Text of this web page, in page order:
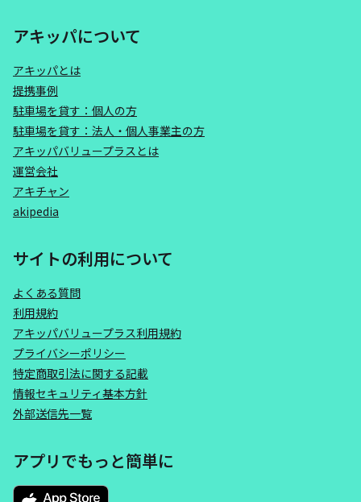
アキッパについて
アキッパとは
提携事例
駐車場を貸す：個人の方
駐車場を貸す：法人・個人事業主の方
アキッパバリュープラスとは
運営会社
アキチャン
akipedia
サイトの利用について
よくある質問
利用規約
アキッパバリュープラス利用規約
プライバシーポリシー
特定商取引法に関する記載
情報セキュリティ基本方針
外部送信先一覧
アプリでもっと簡単に